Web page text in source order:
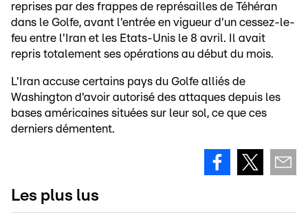
reprises par des frappes de représailles de Téhéran
dans le Golfe, avant l'entrée en vigueur d'un cessez-le-
feu entre l'Iran et les Etats-Unis le 8 avril. Il avait
repris totalement ses opérations au début du mois.
L'Iran accuse certains pays du Golfe alliés de
Washington d'avoir autorisé des attaques depuis les
bases américaines situées sur leur sol, ce que ces
derniers démentent.
Les plus lus